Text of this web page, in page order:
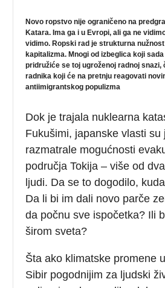
Novo ropstvo nije ograničeno na
Katara. Ima ga i u Evropi, ali ga ne
vidimo. Ropski rad je strukturna
kapitalizma. Mnogi od izbeglica koji
pridružiće se toj ugroženoj radnoj snazi,
radnika koji će na pretnju reagovati
antiimigrantskog populizma
Dok je trajala nuklearna
Fukušimi, japanske vlasti su
razmatrale mogućnosti
područja Tokija – više od
ljudi. Da se to dogodilo,
Da li bi im dali novo parče
da počnu sve ispočetka? Ili
širom sveta?
Šta ako klimatske promene
Sibir pogodnijim za ljudski